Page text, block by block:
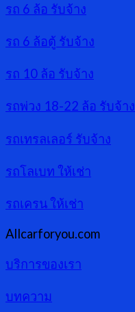
รถ 6 ล้อ รับจ้าง
รถ 6 ล้อตู้ รับจ้าง
รถ 10 ล้อ รับจ้าง
รถพ่วง 18-22 ล้อ รับจ้าง
รถเทรลเลอร์ รับจ้าง
รถโลเบท ให้เช่า
รถเครน ให้เช่า
Allcarforyou.com
บริการของเรา
บทความ